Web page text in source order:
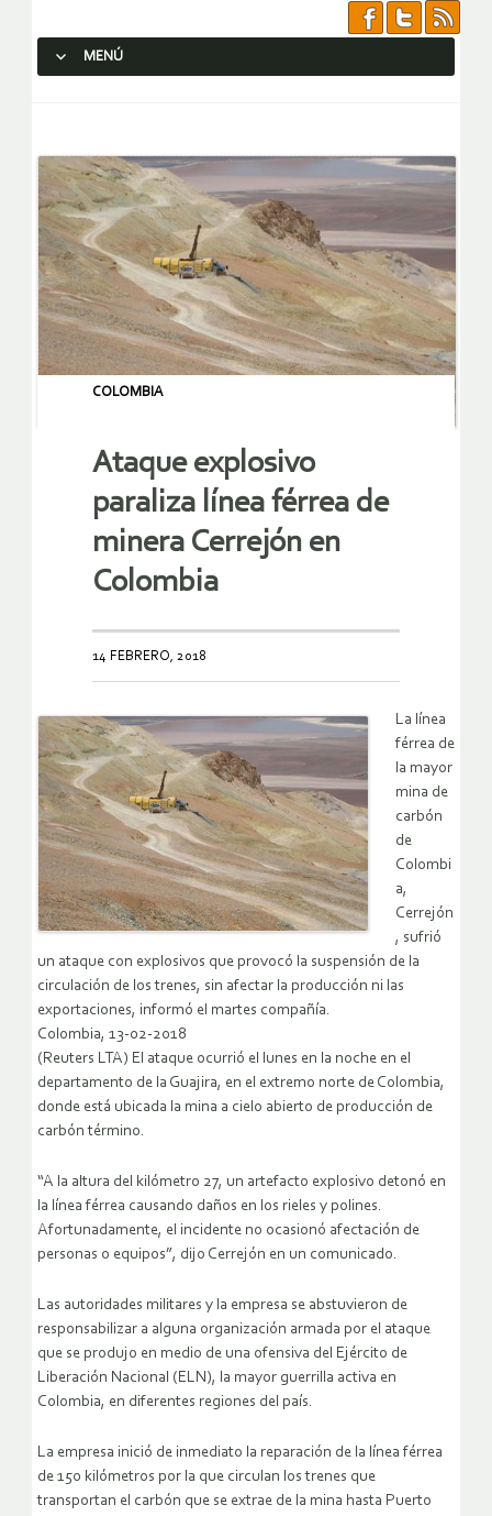
MENÚ
COLOMBIA
Ataque explosivo
paraliza línea férrea de
minera Cerrejón en
Colombia
14 FEBRERO, 2018
La línea
férrea de
la mayor
mina de
carbón
de
Colombi
a,
Cerrejón
, sufrió
un ataque con explosivos que provocó la suspensión de la
circulación de los trenes, sin afectar la producción ni las
exportaciones, informó el martes compañía.
Colombia, 13-02-2018
(Reuters LTA) El ataque ocurrió el lunes en la noche en el
departamento de la Guajira, en el extremo norte de Colombia,
donde está ubicada la mina a cielo abierto de producción de
carbón término.
“A la altura del kilómetro 27, un artefacto explosivo detonó en
la línea férrea causando daños en los rieles y polines.
Afortunadamente, el incidente no ocasionó afectación de
personas o equipos”, dijo Cerrejón en un comunicado.
Las autoridades militares y la empresa se abstuvieron de
responsabilizar a alguna organización armada por el ataque
que se produjo en medio de una ofensiva del Ejército de
Liberación Nacional (ELN), la mayor guerrilla activa en
Colombia, en diferentes regiones del país.
La empresa inició de inmediato la reparación de la línea férrea
de 150 kilómetros por la que circulan los trenes que
transportan el carbón que se extrae de la mina hasta Puerto